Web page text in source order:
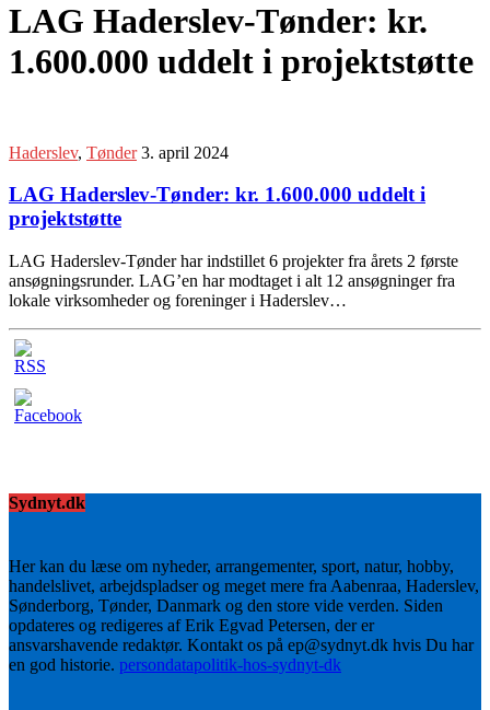
LAG Haderslev-Tønder: kr.
1.600.000 uddelt i projektstøtte
Haderslev, Tønder 3. april 2024
LAG Haderslev-Tønder: kr. 1.600.000 uddelt i
projektstøtte
LAG Haderslev-Tønder har indstillet 6 projekter fra årets 2 første
ansøgningsrunder. LAG’en har modtaget i alt 12 ansøgninger fra
lokale virksomheder og foreninger i Haderslev…
Sydnyt.dk
Her kan du læse om nyheder, arrangementer, sport, natur, hobby,
handelslivet, arbejdspladser og meget mere fra Aabenraa, Haderslev,
Sønderborg, Tønder, Danmark og den store vide verden. Siden
opdateres og redigeres af Erik Egvad Petersen, der er
ansvarshavende redaktør. Kontakt os på ep@sydnyt.dk hvis Du har
en god historie. persondatapolitik-hos-sydnyt-dk